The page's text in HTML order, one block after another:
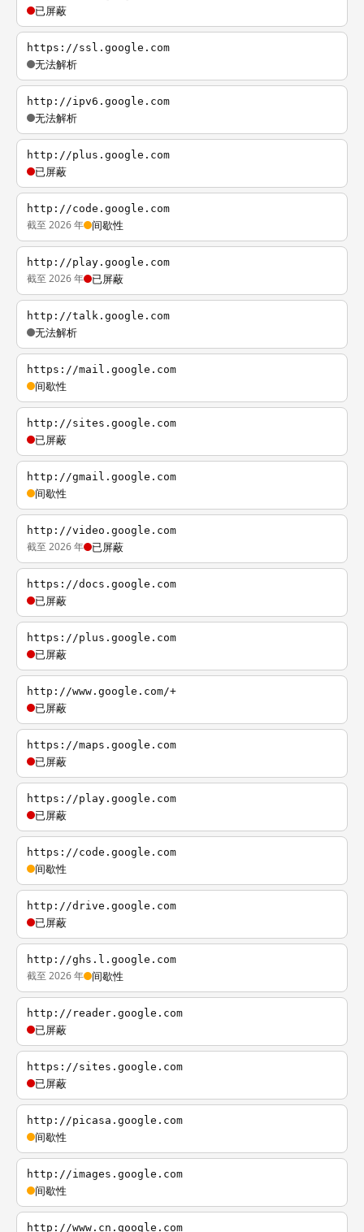
已屏蔽
https://ssl.google.com
无法解析
http://ipv6.google.com
无法解析
http://plus.google.com
已屏蔽
http://code.google.com
截至 2026 年 间歇性
http://play.google.com
截至 2026 年 已屏蔽
http://talk.google.com
无法解析
https://mail.google.com
间歇性
http://sites.google.com
已屏蔽
http://gmail.google.com
间歇性
http://video.google.com
截至 2026 年 已屏蔽
https://docs.google.com
已屏蔽
https://plus.google.com
已屏蔽
http://www.google.com/+
已屏蔽
https://maps.google.com
已屏蔽
https://play.google.com
已屏蔽
https://code.google.com
间歇性
http://drive.google.com
已屏蔽
http://ghs.l.google.com
截至 2026 年 间歇性
http://reader.google.com
已屏蔽
https://sites.google.com
已屏蔽
http://picasa.google.com
间歇性
http://images.google.com
间歇性
http://www.cn.google.com